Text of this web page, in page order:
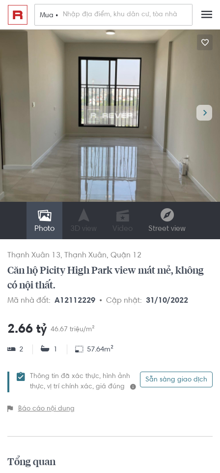
Mua •
Photo 3D view Video Street view
Thạnh Xuân 13 Thạnh Xuân Quận 12
Căn hộ Picity High Park view mát mẻ, không
có nội thất.
Mã nhà đất: A12112229 Cập nhật: 31/10/2022
2.66 tỷ 46.67 triệu/m²
2 1 57.64m²
Thông tin đã xác thực, hình ảnh
thực, vị trí chính xác, giá đúng
Sẵn sàng giao dịch
Báo cáo nội dung
Tổng quan